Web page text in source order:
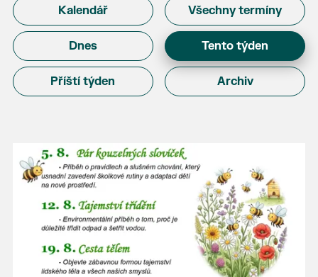
Kalendář Všechny termíny
Dnes Tento týden
Příští týden Archiv